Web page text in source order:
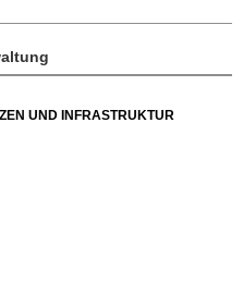
UND INFRASTRUKTUR